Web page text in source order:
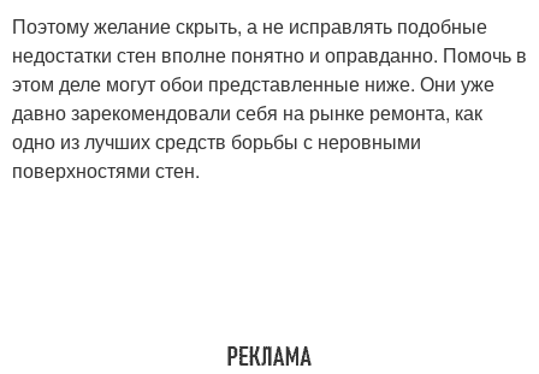
Поэтому желание скрыть, а не исправлять подобные
недостатки стен вполне понятно и оправданно. Помочь в
этом деле могут обои представленные ниже. Они уже
давно зарекомендовали себя на рынке ремонта, как
одно из лучших средств борьбы с неровными
поверхностями стен.